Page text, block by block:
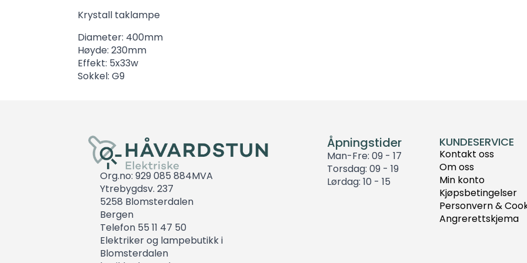
Krystall taklampe
Diameter: 400mm
Høyde: 230mm
Effekt: 5x33w
Sokkel: G9
Org.no: 929 085 884MVA
Ytrebygdsv. 237
5258 Blomsterdalen
Bergen
Telefon 55 11 47 50
Elektriker og lampebutikk i
Blomsterdalen
Åpningstider
Man-Fre: 09 - 17
Torsdag: 09 - 19
Lørdag: 10 - 15
KUNDESERVICE
Kontakt oss
Om oss
Min konto
Kjøpsbetingelser
Personvern &
Angrerettskjema